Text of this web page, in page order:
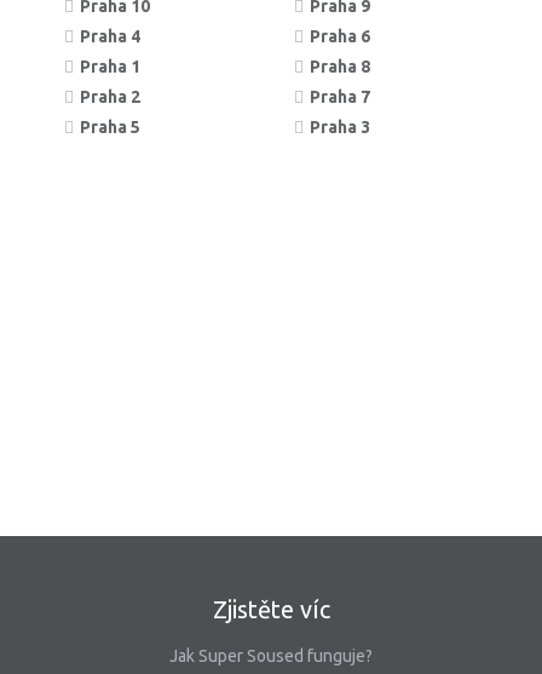
Praha 10
Praha 4
Praha 1
Praha 2
Praha 5
Praha 9
Praha 6
Praha 8
Praha 7
Praha 3
Zjistěte víc
Jak Super Soused funguje?